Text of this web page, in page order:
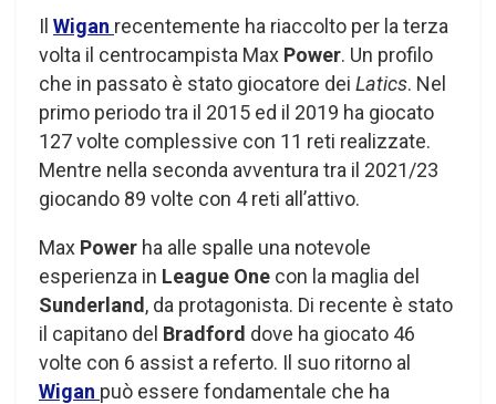
Il Wigan recentemente ha riaccolto per la terza
volta il centrocampista Max Power. Un profilo
che in passato è stato giocatore dei Latics. Nel
primo periodo tra il 2015 ed il 2019 ha giocato
127 volte complessive con 11 reti realizzate.
Mentre nella seconda avventura tra il 2021/23
giocando 89 volte con 4 reti all’attivo.
Max Power ha alle spalle una notevole
esperienza in League One con la maglia del
Sunderland, da protagonista. Di recente è stato
il capitano del Bradford dove ha giocato 46
volte con 6 assist a referto. Il suo ritorno al
Wigan può essere fondamentale che ha